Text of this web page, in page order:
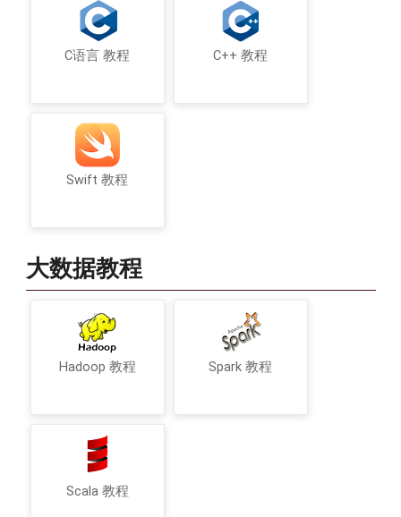
C语言 教程 C++ 教程
Swift 教程
大数据教程
Hadoop 教程 Spark 教程
Scala 教程